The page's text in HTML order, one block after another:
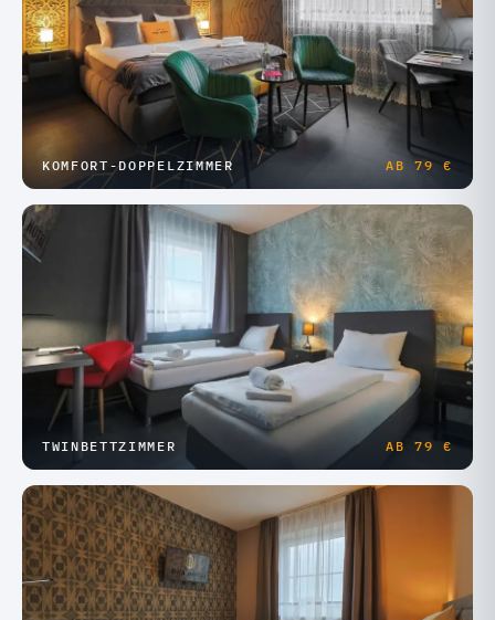
KOMFORT-DOPPELZIMMER AB 79 €
TWINBETTZIMMER AB 79 €